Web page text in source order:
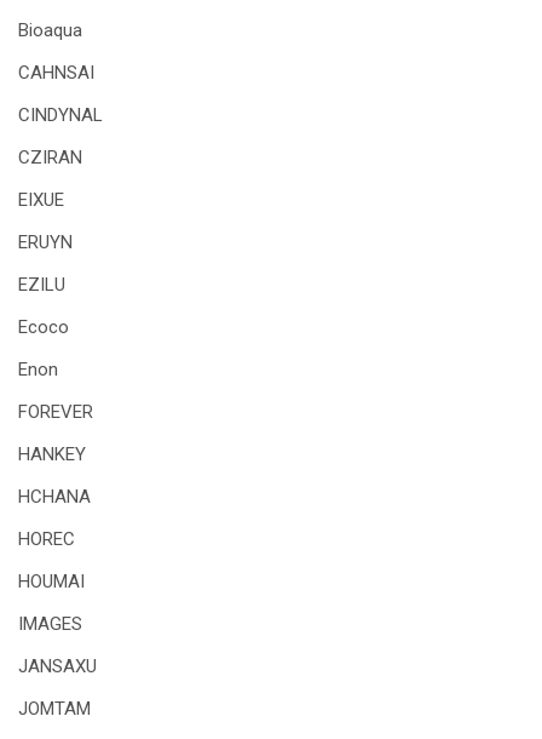
Bioaqua
CAHNSAI
CINDYNAL
CZIRAN
EIXUE
ERUYN
EZILU
Ecoco
Enon
FOREVER
HANKEY
HCHANA
HOREC
HOUMAI
IMAGES
JANSAXU
JOMTAM